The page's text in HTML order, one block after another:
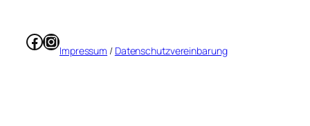
Facebook
Instagram
Impressum / Datenschutzvereinbarung